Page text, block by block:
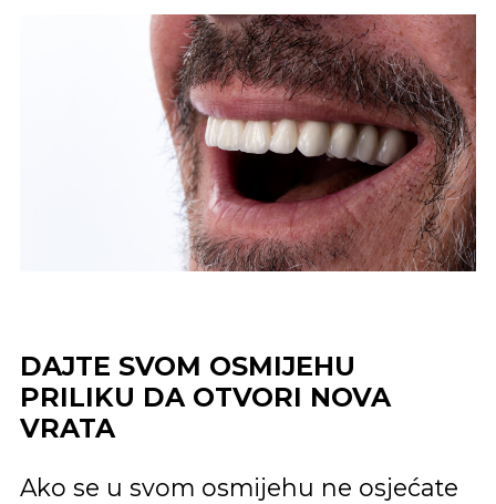
DAJTE SVOM OSMIJEHU
PRILIKU DA OTVORI NOVA
VRATA
Ako se u svom osmijehu ne osjećate